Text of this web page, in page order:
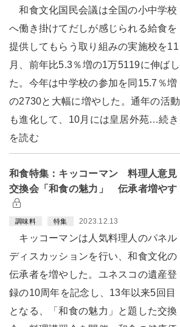
和食文化国民会議は全国の小中学校
へ働き掛けてだしが感じられる給食を
提供してもらう取り組みの実施校を11
月、前年比5.3％増の1万5119に伸ばし
た。今年は中学校の参加を同15.7％増
の2730と大幅に増やした。通年の活動
も進化して、10月には皇居外苑…続き
を読む
和食特集：キッコーマン 料理人意見
交換会「和食の魅力」 伝承者増やす
調味料 特集 2023.12.13
キッコーマンは人気料理人のパネル
ディスカッションを行い、和食文化の
伝承者を増やした。ユネスコの遺産登
録の10周年を記念し、13年以来5回目
となる、「和食の魅力」と題した交換